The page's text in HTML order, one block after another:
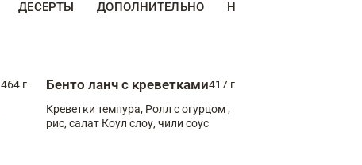
ДЕСЕРТЫ ДОПОЛНИТЕЛЬНО НАПИТКИ
464 г Бенто ланч с креветками417 г
Креветки темпура, Ролл с огурцом ,
рис, салат Коул слоу, чили соус